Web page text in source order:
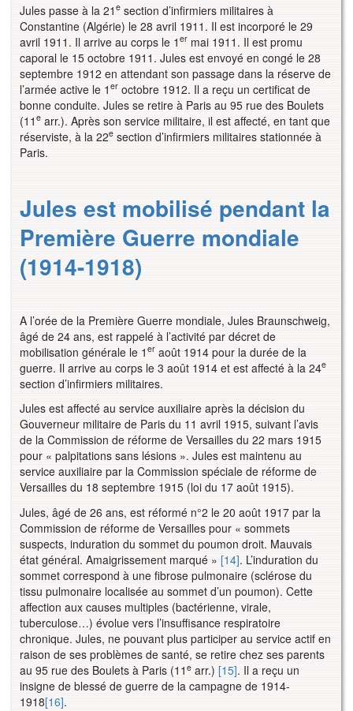
Jules passe à la 21 e section d’infirmiers militaires à
Constantine (Algérie) le 28 avril 1911. Il est incorporé le 29
avril 1911. Il arrive au corps le 1 er mai 1911. Il est promu
caporal le 15 octobre 1911. Jules est envoyé en congé le 28
septembre 1912 en attendant son passage dans la réserve de
l’armée active le 1 er octobre 1912. Il a reçu un certificat de
bonne conduite. Jules se retire à Paris au 95 rue des Boulets
(11 e arr.). Après son service militaire, il est affecté, en tant que
réserviste, à la 22e section d’infirmiers militaires stationnée à
Paris.
Jules est mobilisé pendant la
Première Guerre mondiale
(1914-1918)
A l’orée de la Première Guerre mondiale, Jules Braunschweig,
âgé de 24 ans, est rappelé à l’activité par décret de
mobilisation générale le 1 er août 1914 pour la durée de la
guerre. Il arrive au corps le 3 août 1914 et est affecté à la 24e
section d’infirmiers militaires.
Jules est affecté au service auxiliaire après la décision du
Gouverneur militaire de Paris du 11 avril 1915, suivant l’avis
de la Commission de réforme de Versailles du 22 mars 1915
pour « palpitations sans lésions ». Jules est maintenu au
service auxiliaire par la Commission spéciale de réforme de
Versailles du 18 septembre 1915 (loi du 17 août 1915).
Jules, âgé de 26 ans, est réformé n°2 le 20 août 1917 par la
Commission de réforme de Versailles pour « sommets
suspects, induration du sommet du poumon droit. Mauvais
état général. Amaigrissement marqué » [14]. L’induration du
sommet correspond à une fibrose pulmonaire (sclérose du
tissu pulmonaire localisée au sommet d’un poumon). Cette
affection aux causes multiples (bactérienne, virale,
tuberculose…) évolue vers l’insuffisance respiratoire
chronique. Jules, ne pouvant plus participer au service actif en
raison de ses problèmes de santé, se retire chez ses parents
au 95 rue des Boulets à Paris (11 e arr.) [15]. Il a reçu un
insigne de blessé de guerre de la campagne de 1914-
1918[16].